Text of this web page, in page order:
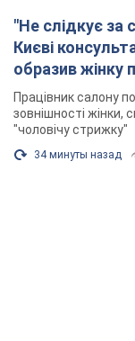
"Не слідкує за
Києві
образив жінку
розгорівся
Працівник салону
зовнішності жінки,
"чоловічу стрижку"
34 минуты назад